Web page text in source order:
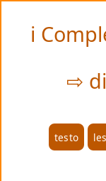
i
⇨
testo